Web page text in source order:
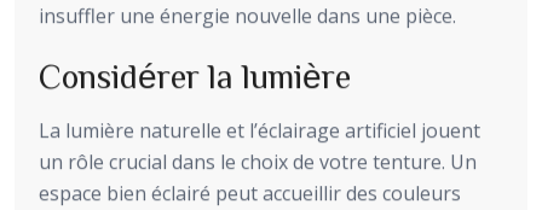
insuffler une énergie nouvelle dans une pièce.
Considérer la lumière
La lumière naturelle et l’éclairage artificiel jouent
un rôle crucial dans le choix de votre tenture. Un
espace bien éclairé peut accueillir des couleurs